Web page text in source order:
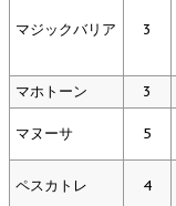
マジックバリア 3
マホトーン 3
マヌーサ 5
ペスカトレ 4